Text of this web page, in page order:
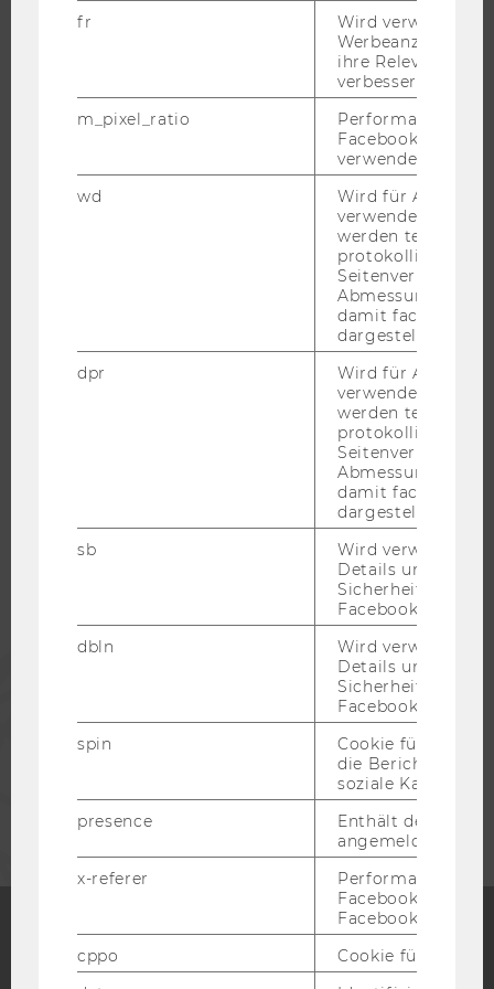
STUDIERENDE
MITARBEITENDE
InstagramBlog
fr
Wird verwendet,
Werbeanzeigen
ihre Relevanz zu
verbessern.
m_pixel_ratio
Performance-
Facebook mit
verwendet wird.
wd
Wird für Analyse-
verwendet. Unter
werden
protokolliert (z.B.
Seitenverhältnis
Abmessungen
damit facebook
dargestellt
dpr
Wird für Analyse-
verwendet. Unter
werden
protokolliert (z.B.
Seitenverhältnis
Abmessungen
damit facebook
dargestellt
sb
Wird verwendet,
Details und
Facebook-Kontos
dbln
Wird verwendet,
Details und
Facebook-Kontos
spin
Cookie für
die
soziale
presence
Enthält den
angemeldeten
x-referer
Performance-
Facebook in
Facebook-Pixel
cppo
Cookie für